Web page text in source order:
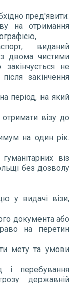
пред'явити:
на отримання
виданий
з двома чистими
закінчується не
закінчення
період, на який
візу до
на один рік.
віз
без дозволу
у видачі візи,
документа або
на перетин
мету та умови
перебування
державній